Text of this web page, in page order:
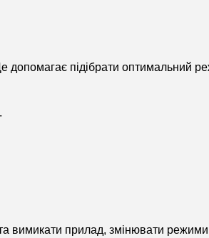
підібрати оптимальний
вимикати прилад, змінювати режими